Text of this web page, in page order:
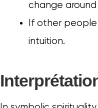
change
If other
intuition.